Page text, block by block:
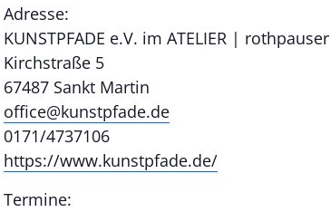
Adresse:
KUNSTPFADE e.V. im ATELIER | rothpauser
Kirchstraße 5
67487 Sankt Martin
office@kunstpfade.de
0171/4737106
https://www.kunstpfade.de/
Termine: